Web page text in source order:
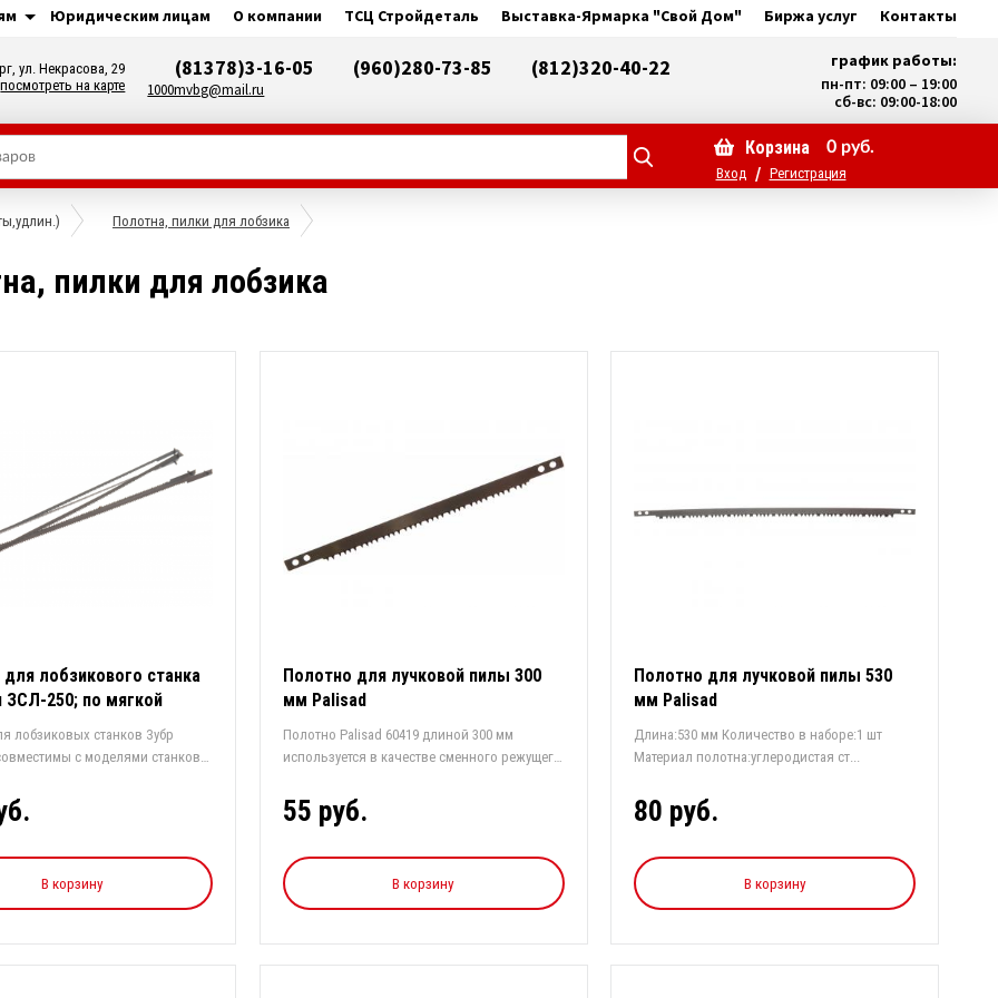
Юридическим лицам О компании ТСЦ Стройдеталь Выставка-Ярмарка "Свой Дом" Биржа услуг Контакты
ул. Некрасова, 29
посмотреть на карте
(81378)3-16-05 (960)280-73-85 (812)320-40-22
1000mvbg@mail.ru
график работы:
пн-пт: 09:00 – 19:00
сб-вс: 09:00-18:00
Корзина 0руб.
Вход / Регистрация
Полотна, пилки для лобзика
пилки для лобзика
лобзикового станка
ЗСЛ-250; по мягкой
сталь 65Г, L=133мм,
0,9мм 24 TPI, 5шт Зубр
лобзиковых станков Зубр
с моделями станков
В корзину
Полотно для лучковой пилы 300
мм Palisad
Полотно Palisad 60419 длиной 300 мм
используется в качестве сменного режущего
55 руб.
В корзину
Полотно для лучковой пилы 530
мм Palisad
Длина:530 мм Количество в наборе:1 шт
Материал полотна:углеродистая ст...
80 руб.
В корзину